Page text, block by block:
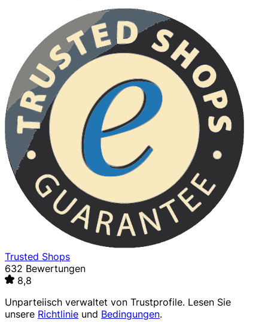
Trusted Shops
632 Bewertungen
8,8
Unparteiisch verwaltet von Trustprofile. Lesen Sie
unsere Richtlinie und Bedingungen.